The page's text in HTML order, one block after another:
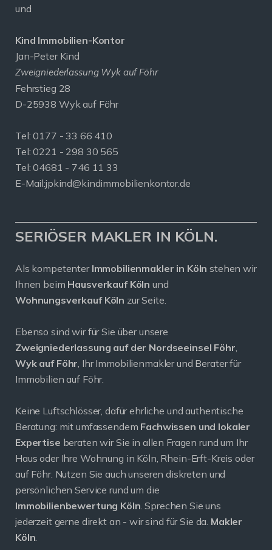
und
Kind Immobilien-Kontor
Jan-Peter Kind
Zweigniederlassung Wyk auf Föhr
Fehrstieg 28
D-25938 Wyk auf Föhr
Tel:0177 - 33 66 410
Tel: 0221 - 298 30 565
Tel: 04681 - 746 11 33
E-Mail:jpkind@kindimmobilienkontor.de
SERIÖSER MAKLER IN KÖLN.
Als kompetenter Immobilienmakler in Köln stehen wir
Ihnen beim Hausverkauf Köln und
Wohnungsverkauf Köln zur Seite.
Ebenso sind wir für Sie über unsere
Zweigniederlassung auf der Nordseeinsel Föhr,
Wyk auf Föhr, Ihr Immobilienmakler und Berater für
Immobilien auf Föhr.
Keine Luftschlösser, dafür ehrliche und authentische
Beratung: mit umfassendem Fachwissen und lokaler
Expertise beraten wir Sie in allen Fragen rund um Ihr
Haus oder Ihre Wohnung in Köln, Rhein-Erft-Kreis oder
auf Föhr. Nutzen Sie auch unseren diskreten und
persönlichen Service rund um die
Immobilienbewertung Köln. Sprechen Sie uns
jederzeit gerne direkt an - wir sind für Sie da. Makler
Köln.